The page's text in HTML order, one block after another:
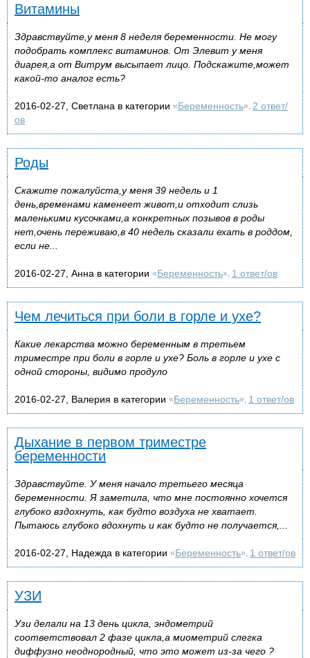
Витамины
Здравствуйте,у меня 8 неделя беременности. Не могу
подобрать комплекс витаминов. От Элевит у меня
диарея,а от Витрум высыпает лицо. Подскажите,может
какой-то аналог есть?
2016-02-27, Светлана в категории «Беременность», 2 ответ/
ов
Роды
Скажите пожалуйста,у меня 39 недель и 1
день,временами каменеет живот,и отходит слизь
маленькими кусочками,а конкретных позывов в роды
нет,очень переживаю,в 40 недель сказали ехать в роддом,
если не...
2016-02-27, Анна в категории «Беременность», 1 ответ/ов
Чем лечиться при боли в горле и ухе?
Какие лекарства можно беременным в третьем
триместре при боли в горле и ухе? Боль в горле и ухе с
одной стороны, видимо продуло
2016-02-27, Валерия в категории «Беременность», 1 ответ/ов
Дыхание в первом триместре
беременности
Здравствуйте. У меня начало третьего месяца
беременности. Я заметила, что мне постоянно хочется
глубоко вздохнуть, как будто воздуха не хватает.
Пытаюсь глубоко вдохнуть и как будто не получается,...
2016-02-27, Надежда в категории «Беременность», 1 ответ/ов
УЗИ
Узи делали на 13 день цикла, эндометрий
соответствовал 2 фазе цикла,а миометрий слегка
диффузно неоднородный, что это может из-за чего ?